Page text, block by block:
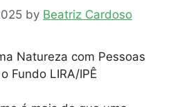
by Beatriz Cardoso
Natureza com Pessoas
Fundo LIRA/IPÊ